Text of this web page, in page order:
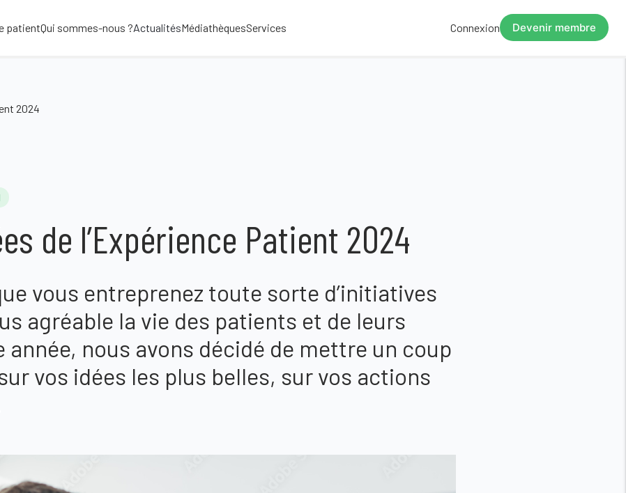
patientQui sommes-nous ?ActualitésMédiathèquesServices Connexion Devenir membre
2024
de l’Expérience Patient 2024
vous entreprenez toute sorte d’initiatives
agréable la vie des patients et de leurs
année, nous avons décidé de mettre un coup
vos idées les plus belles, sur vos actions